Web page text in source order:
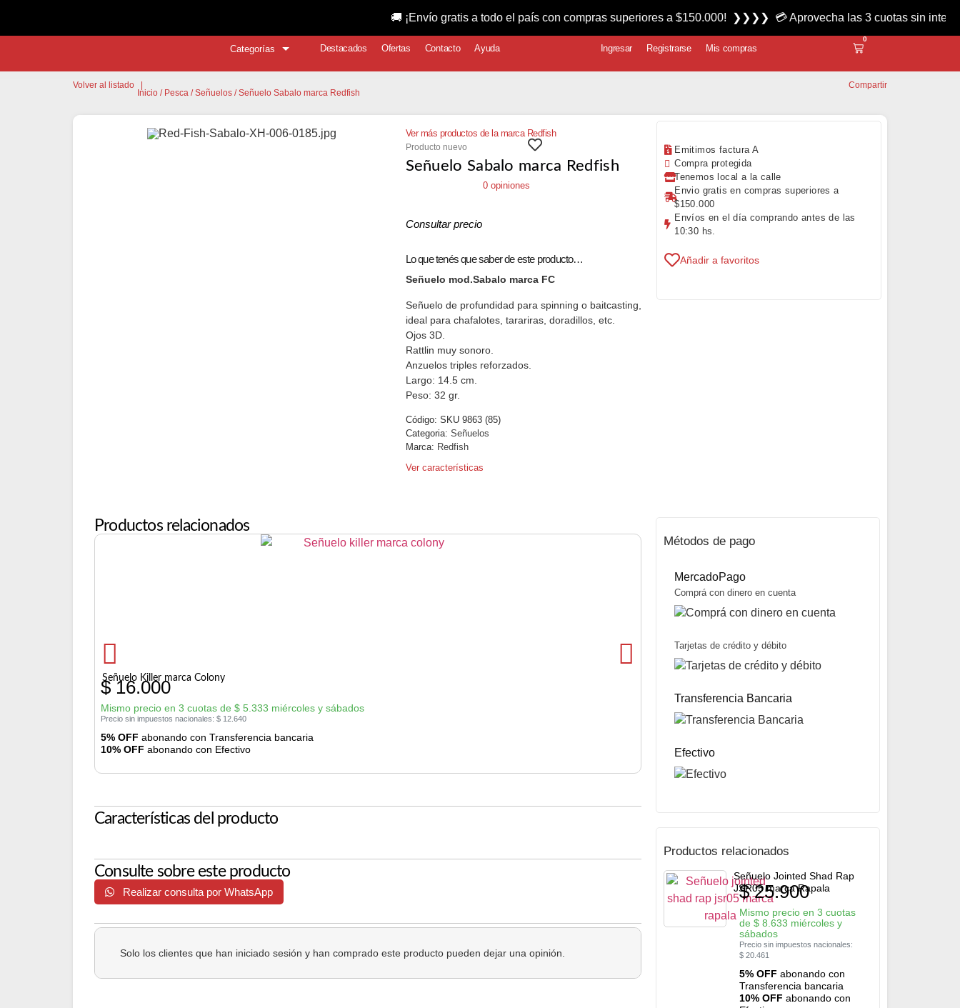
Categorías Destacados Ofertas Contacto Ayuda Ingresar Registrarse Mis compras
0
Volver al listado
Inicio / Pesca /Señuelos / Señuelo Sabalo marca Redfish
Compartir
Ver más productos de la marca Redfish
Producto nuevo
Señuelo Sabalo marca Redfish
0 opiniones
Consultar precio
Lo que tenés que saber de este producto…
Señuelo mod.Sabalo marca FC
Señuelo de profundidad para spinning o baitcasting,
ideal para chafalotes, tarariras, doradillos, etc.
Ojos 3D.
Rattlin muy sonoro.
Anzuelos triples reforzados.
Largo: 14.5 cm.
Peso: 32 gr.
Código: SKU 9863 (85)
Categoria: Señuelos
Marca: Redfish
Ver características
Emitimos factura A
Compra protegida
Tenemos local a la calle
Envio gratis en compras superiores a
$150.000
Envíos en el día comprando antes de las
10:30 hs.
Añadir a favoritos
Productos relacionados
Señuelo Killer marca Colony
$16.000
Mismo precio en 3 cuotas de $ 5.333 miércoles y sábados
Precio sin impuestos nacionales: $ 12.640
5% OFF abonando con Transferencia bancaria
10% OFF abonando con Efectivo
Precio sin impuestos nacionales:$15.958
10% OFFabonando con Efectivo
Características del producto
Consulte sobre este producto
Realizar consulta por WhatsApp
Solo los clientes que han iniciado sesión y han comprado este producto pueden dejar una opinión.
Métodos de pago
MercadoPago
Comprá con dinero en cuenta
Tarjetas de crédito y débito
Transferencia Bancaria
Efectivo
Productos relacionados
Señuelo Jointed Shad Rap
JSR05 marca Rapala
$25.900
Mismo precio en 3 cuotas
de$ 8.633 miércoles y
sábados
Precio sin impuestos nacionales:
$ 20.461
5% OFF abonando con
Transferencia bancaria
10% OFF abonando con
🚚 ¡Envío gratis a todo el país con compras superiores a $150.000! ❯❯❯❯ 💳 Aprovecha las 3 cuotas sin interés